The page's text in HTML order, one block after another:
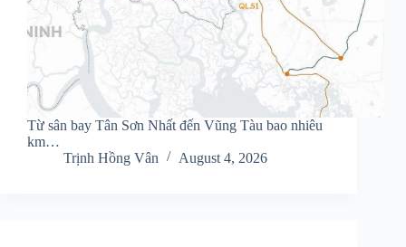
Từ sân bay Tân Sơn Nhất đến Vũng Tàu bao nhiêu
km…
Trịnh Hồng Vân
August 4, 2026